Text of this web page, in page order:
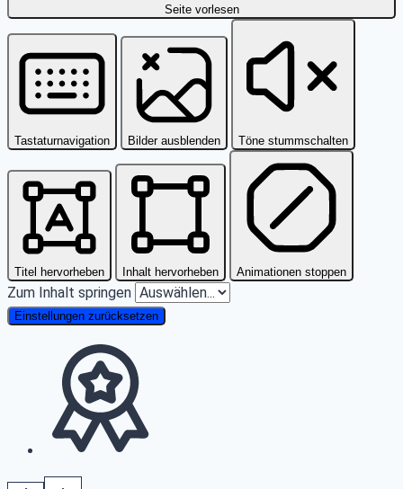
Seite vorlesen
Tastaturnavigation Bilder ausblenden Töne stummschalten
Titel hervorheben Inhalt hervorheben Animationen stoppen
Zum Inhalt springen
Einstellungen zurücksetzen